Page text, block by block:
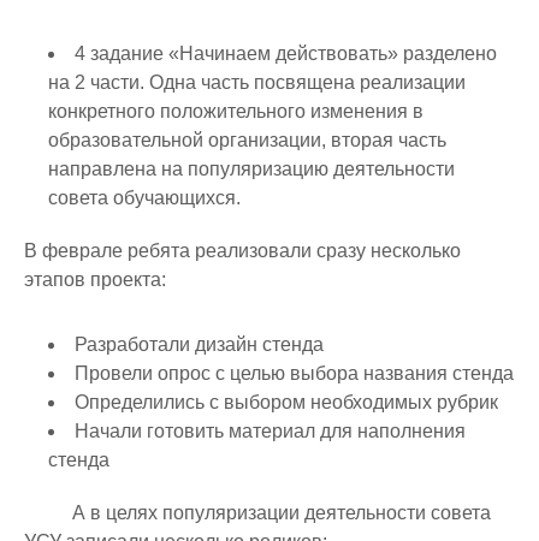
4 задание «Начинаем действовать» разделено
на 2 части. Одна часть посвящена реализации
конкретного положительного изменения в
образовательной организации, вторая часть
направлена на популяризацию деятельности
совета обучающихся.
В феврале ребята реализовали сразу несколько
этапов проекта:
Разработали дизайн стенда
Провели опрос с целью выбора названия стенда
Определились с выбором необходимых рубрик
Начали готовить материал для наполнения
стенда
А в целях популяризации деятельности совета